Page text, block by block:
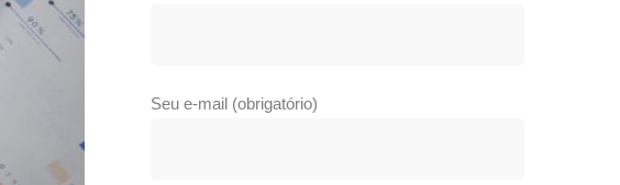
Seu e-mail (obrigatório)